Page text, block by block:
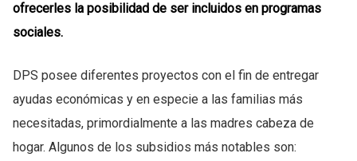
ofrecerles la posibilidad de ser incluidos en programas
sociales.
DPS posee diferentes proyectos con el fin de entregar
ayudas económicas y en especie a las familias más
necesitadas, primordialmente a las madres cabeza de
hogar. Algunos de los subsidios más notables son: